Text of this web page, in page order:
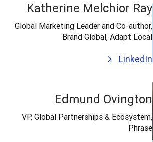
Katherine Melchior Ray
Global Marketing Leader and Co-author,
Brand Global, Adapt Local
LinkedIn
Edmund Ovington
VP, Global Partnerships & Ecosystem,
Phrase